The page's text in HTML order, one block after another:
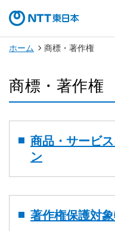
ホーム 商標・著作権
商標・著作権
商品・サービ
ン
著作権保護対